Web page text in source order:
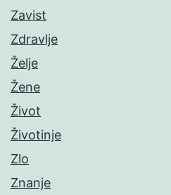
Zavist
Zdravlje
Želje
Žene
Život
Životinje
Zlo
Znanje